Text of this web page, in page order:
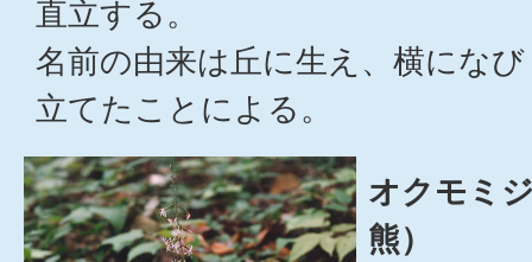
直立する。
名前の由来は丘に生え、横にな
立てたことによる。
オクモミ
熊）